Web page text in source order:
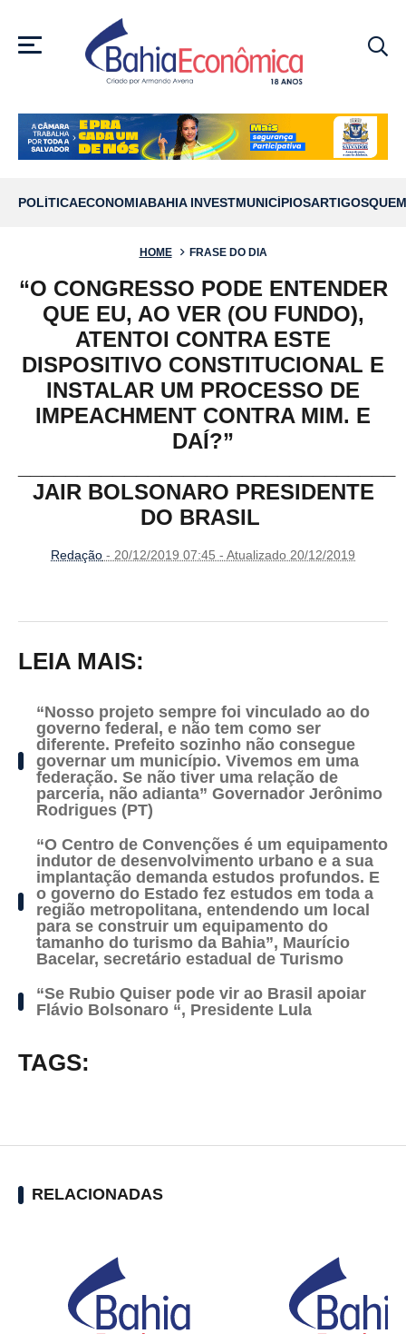
MENU
POLÍTICAECONOMIABAHIA INVESTMUNICÍPIOSARTIGOS
HOME FRASE DO DIA
“O CONGRESSO PODE ENTENDER
QUE EU, AO VER (OU FUNDO),
ATENTOI CONTRA ESTE
DISPOSITIVO CONSTITUCIONAL E
INSTALAR UM PROCESSO DE
IMPEACHMENT CONTRA MIM. E
DAÍ?”
JAIR BOLSONARO PRESIDENTE
DO BRASIL
Redação - 20/12/2019 07:45 - Atualizado 20/12/2019
LEIA MAIS:
“Nosso projeto sempre foi vinculado ao do
governo federal, e não tem como ser
diferente. Prefeito sozinho não consegue
governar um município. Vivemos em uma
federação. Se não tiver uma relação de
parceria, não adianta” Governador Jerônimo
Rodrigues (PT)
“O Centro de Convenções é um equipamento
indutor de desenvolvimento urbano e a sua
implantação demanda estudos profundos. E
o governo do Estado fez estudos em toda a
região metropolitana, entendendo um local
para se construir um equipamento do
tamanho do turismo da Bahia”, Maurício
Bacelar, secretário estadual de Turismo
“Se Rubio Quiser pode vir ao Brasil apoiar
Flávio Bolsonaro “, Presidente Lula
TAGS:
RELACIONADAS